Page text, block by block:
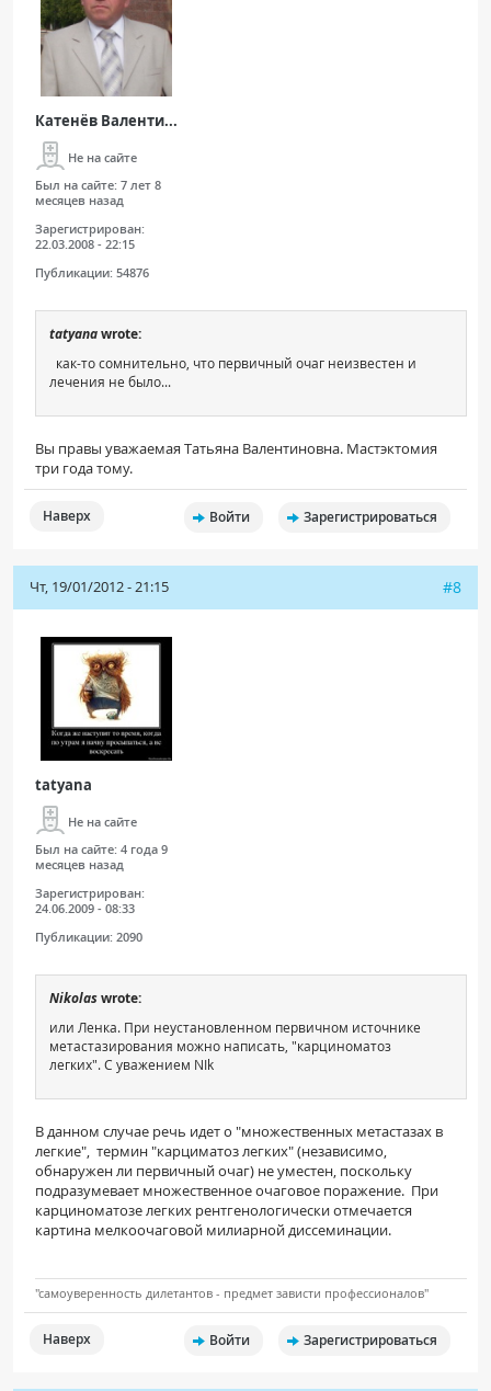
Катенёв Валенти...
Не на сайте
Был на сайте: 7 лет 8
месяцев назад
Зарегистрирован:
22.03.2008 - 22:15
Публикации: 54876
tatyanawrote:
как-то сомнительно, что первичный очаг неизвестен и
лечения не было...
Вы правы уважаемая Татьяна Валентиновна. Мастэктомия
три года тому.
Наверх Войти Зарегистрироваться
Чт, 19/01/2012 - 21:15 #8
tatyana
Не на сайте
Был на сайте: 4 года 9
месяцев назад
Зарегистрирован:
24.06.2009 - 08:33
Публикации: 2090
Nikolaswrote:
или Ленка. При неустановленном первичном источнике
метастазирования можно написать, "карциноматоз
легких". С уважением NIk
В данном случае речь идет о "множественных метастазах в
легкие", термин "карциматоз легких" (независимо,
обнаружен ли первичный очаг) не уместен, поскольку
подразумевает множественное очаговое поражение. При
карциноматозе легких рентгенологически отмечается
картина мелкоочаговой милиарной диссеминации.
"самоуверенность дилетантов - предмет зависти профессионалов"
Наверх Войти Зарегистрироваться